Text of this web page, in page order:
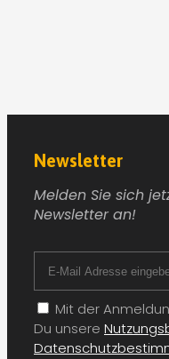
Newsletter
Melden Sie sich
Newsletter an!
Mit der
Du unsere